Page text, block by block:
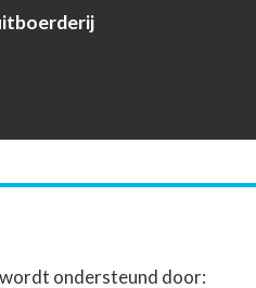
ondersteund door: